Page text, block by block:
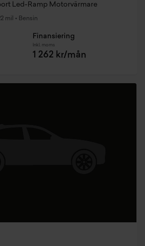
Led-Ramp Motorvärmare
mil • Bensin
Finansiering
Inkl. moms
1 262 kr/mån